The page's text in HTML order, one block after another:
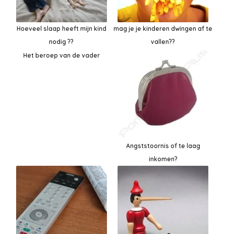
Hoeveel slaap heeft mijn kind
nodig ??
mag je je kinderen dwingen af te
vallen??
Het beroep van de vader
Angststoornis of te laag
inkomen?